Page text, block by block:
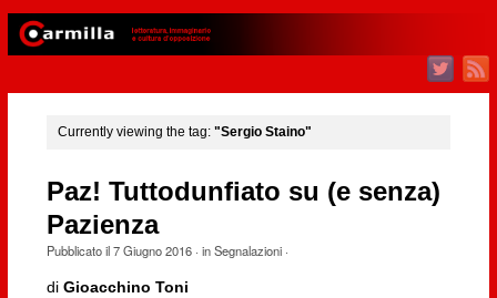
Currently viewing the tag: "Sergio Staino"
Paz! Tuttodunfiato su (e senza)
Pazienza
Pubblicato il7 Giugno 2016· inSegnalazioni·
di Gioacchino Toni